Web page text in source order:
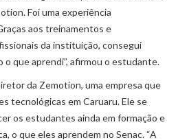
Foi uma experiência
aos treinamentos e
da instituição, consegui
o que aprendi”, afirmou o estudante.
da Zemotion, uma empresa que
tecnológicas em Caruaru. Ele se
os estudantes ainda em formação e
o que eles aprendem no Senac. “A